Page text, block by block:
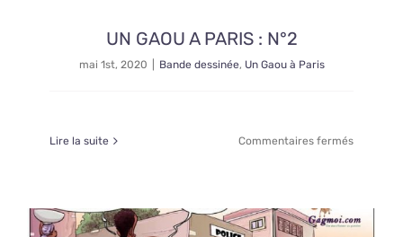
UN GAOU A PARIS : N°2
mai 1st, 2020 Bande dessinée, Un Gaou à Paris
Lire la suite Commentaires ferméssur
PARIS
: